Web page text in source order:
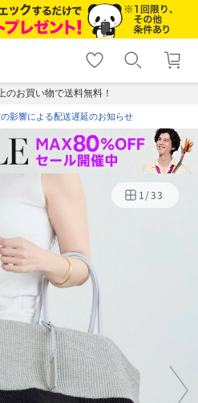
shopping_cart lock_outline
ログイン
のお買い物で送料無料！
影響による配送遅延のお知らせ
1/33